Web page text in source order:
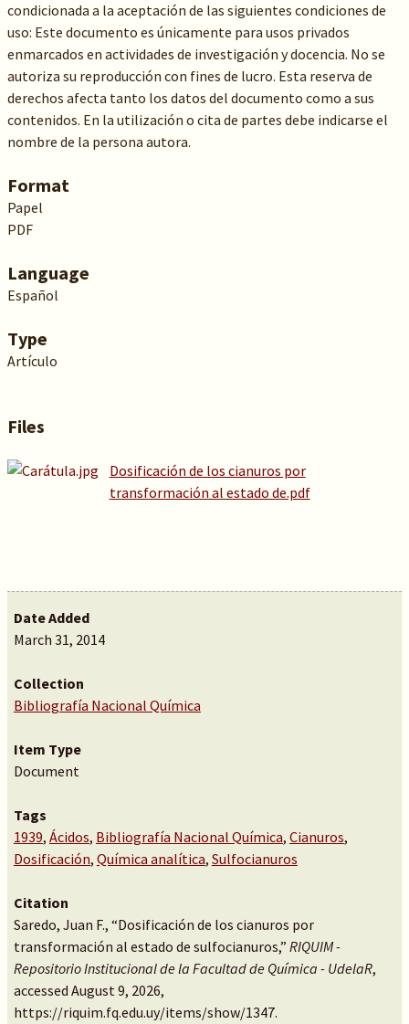
condicionada a la aceptación de las siguientes condiciones de
uso: Este documento es únicamente para usos privados
enmarcados en actividades de investigación y docencia. No se
autoriza su reproducción con fines de lucro. Esta reserva de
derechos afecta tanto los datos del documento como a sus
contenidos. En la utilización o cita de partes debe indicarse el
nombre de la persona autora.
Format
Papel
PDF
Language
Español
Type
Artículo
Files
Dosificación de los cianuros por
transformación al estado de.pdf
Date Added
March 31, 2014
Collection
Bibliografía Nacional Química
Item Type
Document
Tags
1939, Ácidos, Bibliografía Nacional Química, Cianuros,
Dosificación, Química analítica, Sulfocianuros
Citation
Saredo, Juan F., “Dosificación de los cianuros por
transformación al estado de sulfocianuros,” RIQUIM -
Repositorio Institucional de la Facultad de Química - UdelaR,
accessed August 9, 2026,
https://riquim.fq.edu.uy/items/show/1347.